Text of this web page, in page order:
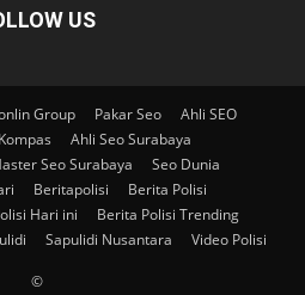
US
Group Pakar Seo
Ahli SEO
Ahli Seo Surabaya
Seo Surabaya
Seo Dunia
Beritapolisi
Berita Polisi
Hari ini
Berita Polisi Trending
Sapulidi Nusantara Video Polisi
©